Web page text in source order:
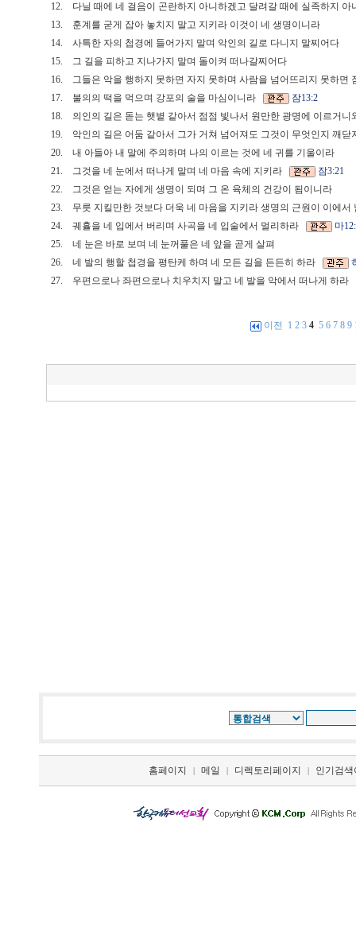
12.
다닐 때에 네 걸음이 곤란하지 아니하겠고 달려갈 때에 실족하지
13.
훈계를 굳게 잡아 놓치지 말고 지키라 이것이 네 생명이니라
14.
사특한 자의 첩경에 들어가지 말며 악인의 길로 다니지 말찌어다
15.
그 길을 피하고 지나가지 말며 돌이켜 떠나갈찌어다
16.
그들은 악을 행하지 못하면 자지 못하며 사람을 넘어뜨리지 못하
17.
불의의 떡을 먹으며 강포의 술을 마심이니라
잠13:2
18.
의인의 길은 돋는 햇볕 같아서 점점 빛나서 원만한 광명에 이르거
19.
악인의 길은 어둠 같아서 그가 거쳐 넘어져도 그것이 무엇인지 깨
20.
내 아들아 내 말에 주의하며 나의 이르는 것에 네 귀를 기울이라
21.
그것을 네 눈에서 떠나게 말며 네 마음 속에 지키라
잠3:21
22.
그것은 얻는 자에게 생명이 되며 그 온 육체의 건강이 됨이니라
23.
무릇 지킬만한 것보다 더욱 네 마음을 지키라 생명의 근원이 이에
24.
궤휼을 네 입에서 버리며 사곡을 네 입술에서 멀리하라
마
25.
네 눈은 바로 보며 네 눈꺼풀은 네 앞을 곧게 살펴
26.
네 발의 행할 첩경을 평탄케 하며 네 모든 길을 든든히 하라
27.
우편으로나 좌편으로나 치우치지 말고 네 발을 악에서 떠나게 하라
이전 1 2 3 4 5 6 7 8 9
홈페이지 | 메일 | 디렉토리페이지 | 인기검색